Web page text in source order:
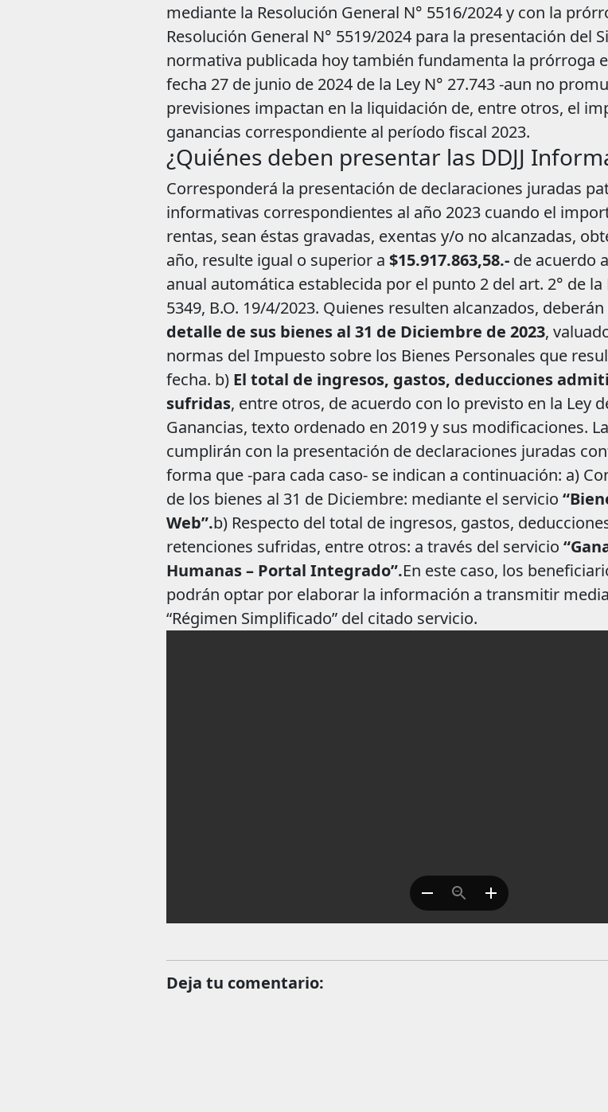
mediante la Resolución General N° 5516/2024 y con la
Resolución General N° 5519/2024 para la presentación del
normativa publicada hoy también fundamenta la prórroga
fecha 27 de junio de 2024 de la Ley N° 27.743 -aun no
previsiones impactan en la liquidación de, entre otros, el
ganancias correspondiente al período fiscal 2023.
¿Quiénes deben presentar las DDJJ
Corresponderá la presentación de declaraciones juradas
informativas correspondientes al año 2023 cuando el
rentas, sean éstas gravadas, exentas y/o no alcanzadas,
año, resulte igual o superior a $15.917.863,58.- de acuerdo
anual automática establecida por el punto 2 del art. 2° de la
5349, B.O. 19/4/2023. Quienes resulten alcanzados,
detalle de sus bienes al 31 de Diciembre de 2023,
normas del Impuesto sobre los Bienes Personales que
fecha. b) El total de ingresos, gastos, deducciones
sufridas, entre otros, de acuerdo con lo previsto en la Ley
Ganancias, texto ordenado en 2019 y sus modificaciones.
cumplirán con la presentación de declaraciones juradas
forma que -para cada caso- se indican a continuación: a)
de los bienes al 31 de Diciembre: mediante el servicio
Web”.b) Respecto del total de ingresos, gastos,
retenciones sufridas, entre otros: a través del servicio
Humanas – Portal Integrado”.En este caso, los
podrán optar por elaborar la información a transmitir
“Régimen Simplificado” del citado servicio.
Deja tu comentario: